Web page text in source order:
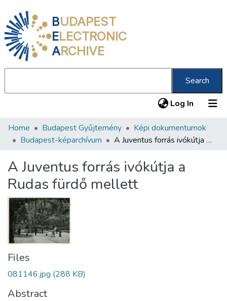
BUDAPEST
ELECTRONIC
ARCHIVE
Search
Log In (current)
Communities & Collections
Statistics
About us
Home Budapest Gyűjtemény
Képi dokumentumok
Budapest-képarchívum
A Juventus forrás ivókútja a Rudas fürdő mellett
A Juventus forrás ivókútja a
Rudas fürdő mellett
Files
081146.jpg (288 KB)
Abstract